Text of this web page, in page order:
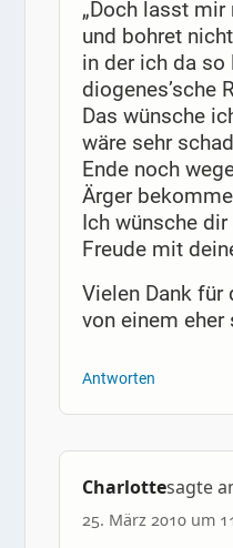
„Doch lasst
und bohret
in der ich da so
diogenes’sche
Das wünsche
wäre sehr
Ende noch
Ärger
Ich wünsche
Freude mit
Vielen Dank für
von einem eher
Antworten
Charlottesagte
25. März 2010 um